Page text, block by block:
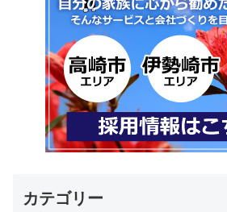
カテゴリー